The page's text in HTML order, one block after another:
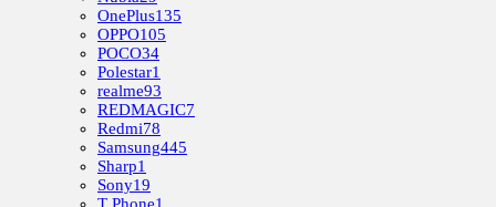
OnePlus135
OPPO105
POCO34
Polestar1
realme93
REDMAGIC7
Redmi78
Samsung445
Sharp1
Sony19